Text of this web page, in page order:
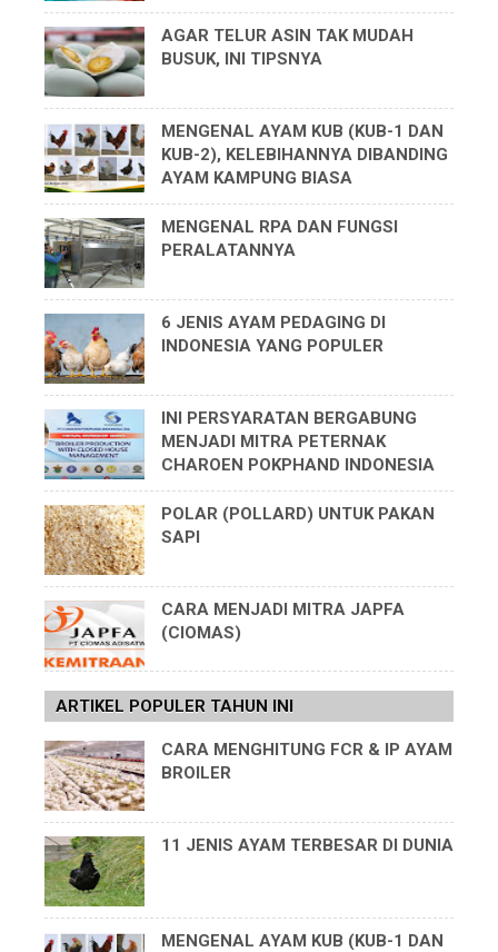
AGAR TELUR ASIN TAK MUDAH
BUSUK, INI TIPSNYA
MENGENAL AYAM KUB (KUB-1 DAN
KUB-2), KELEBIHANNYA DIBANDING
AYAM KAMPUNG BIASA
MENGENAL RPA DAN FUNGSI
PERALATANNYA
6 JENIS AYAM PEDAGING DI
INDONESIA YANG POPULER
INI PERSYARATAN BERGABUNG
MENJADI MITRA PETERNAK
CHAROEN POKPHAND INDONESIA
POLAR (POLLARD) UNTUK PAKAN
SAPI
CARA MENJADI MITRA JAPFA
(CIOMAS)
ARTIKEL POPULER TAHUN INI
CARA MENGHITUNG FCR & IP AYAM
BROILER
11 JENIS AYAM TERBESAR DI DUNIA
MENGENAL AYAM KUB (KUB-1 DAN